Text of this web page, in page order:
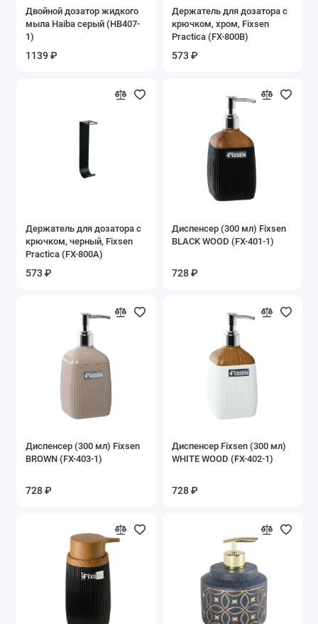
Корзины
Полотенцедержатели
Стаканы
Сушилки
Показать все
Двойной дозатор жидкого
мыла Haiba серый (HB407-
1)
1139 ₽
Держатель для дозатора с
крючком, хром, Fixsen
Practica (FX-800B)
573 ₽
Держатель для дозатора с
крючком, черный, Fixsen
Practica (FX-800A)
573 ₽
Диспенсер (300 мл) Fixsen
BLACK WOOD (FX-401-1)
728 ₽
Диспенсер (300 мл) Fixsen
BROWN (FX-403-1)
728 ₽
Диспенсер Fixsen (300 мл)
WHITE WOOD (FX-402-1)
728 ₽